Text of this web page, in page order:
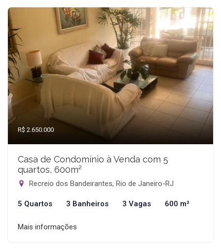
R$ 2.650.000
Casa de Condomínio à Venda com 5
quartos, 600m²
Recreio dos Bandeirantes, Rio de Janeiro-RJ
5 Quartos 3 Banheiros 3 Vagas 600 m²
Mais informações